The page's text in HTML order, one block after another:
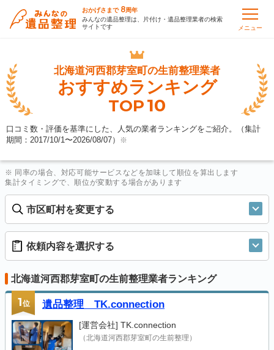
おかげさまで 8周年
みんなの遺品整理は、片付け・遺品整理業者の検索
サイトです
メニュー
北海道河西郡芽室町の生前整理業者
おすすめランキング
TOP10
口コミ数・評価を基準にした、人気の業者ランキングをご紹介。（集計
期間：2017/10/1〜2026/08/07） ※
※ 同率の場合、対応可能サービスなどを加味して順位を算出します
集計タイミングで、順位が変動する場合があります
市区町村を変更する
依頼内容を選択する
北海道河西郡芽室町の生前整理業者ランキング
1位 遺品整理 TK.connection
[運営会社] TK.connection
（北海道河西郡芽室町の生前整理）